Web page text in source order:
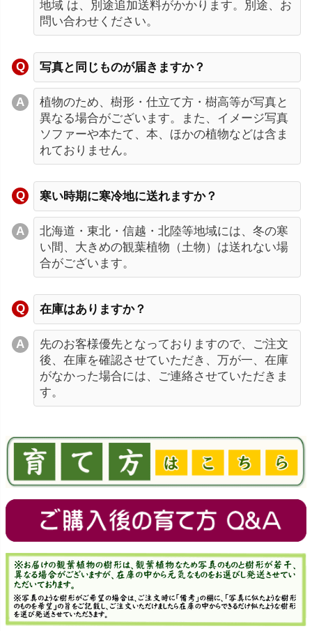
地域 は、別途追加送料がかかります。別途、お
問い合わせください。
写真と同じものが届きますか？
植物のため、樹形・仕立て方・樹高等が写真と
異なる場合がございます。また、イメージ写真
ソファーや本たて、本、ほかの植物などは含ま
れておりません。
寒い時期に寒冷地に送れますか？
北海道・東北・信越・北陸等地域には、冬の寒
い間、大きめの観葉植物（土物）は送れない場
合がございます。
在庫はありますか？
先のお客様優先となっておりますので、ご注文
後、在庫を確認させていただき、万が一、在庫
がなかった場合には、ご連絡させていただきま
す。